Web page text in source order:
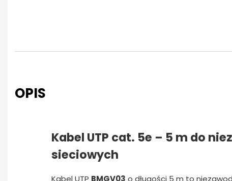
OPIS
Kabel UTP cat. 5e – 5 m do
sieciowych
Kabel UTP BMGV03 o długości 5 m to